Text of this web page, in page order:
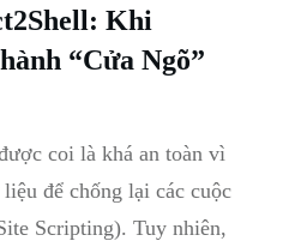
Khi
“Cửa Ngõ”
coi là khá an toàn vì
để chống lại các cuộc
Scripting). Tuy nhiên,